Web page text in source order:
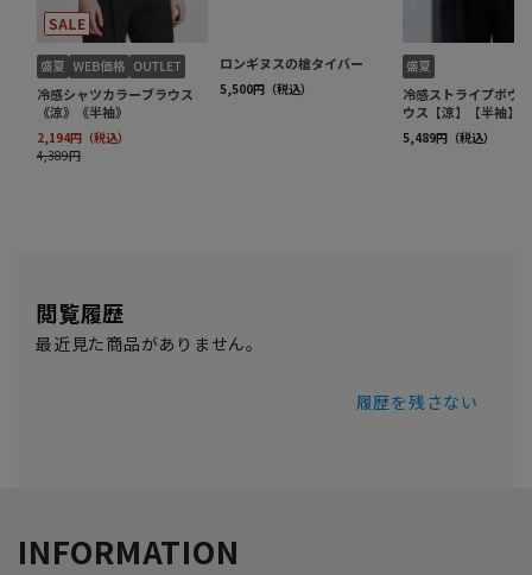
閲覧履歴
最近見た商品がありません。
履歴を残さない
INFORMATION